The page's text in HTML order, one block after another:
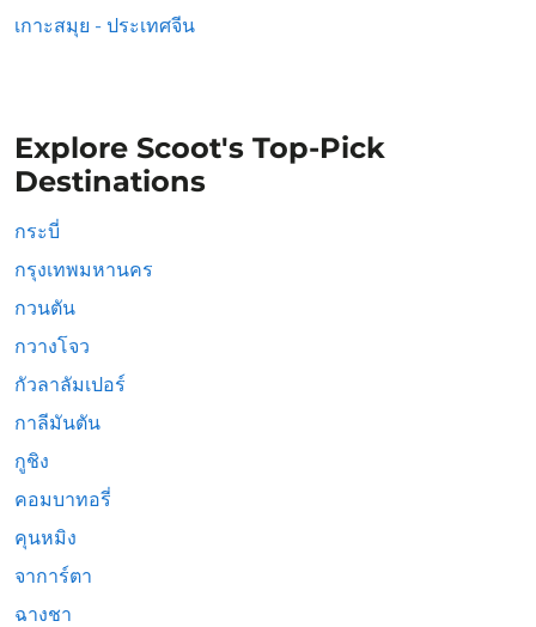
เกาะสมุย - ประเทศจีน
Explore Scoot's Top-Pick
Destinations
กระบี่
กรุงเทพมหานคร
กวนตัน
กวางโจว
กัวลาลัมเปอร์
กาลีมันตัน
กูชิง
คอมบาทอรี่
คุนหมิง
จาการ์ตา
ฉางชา